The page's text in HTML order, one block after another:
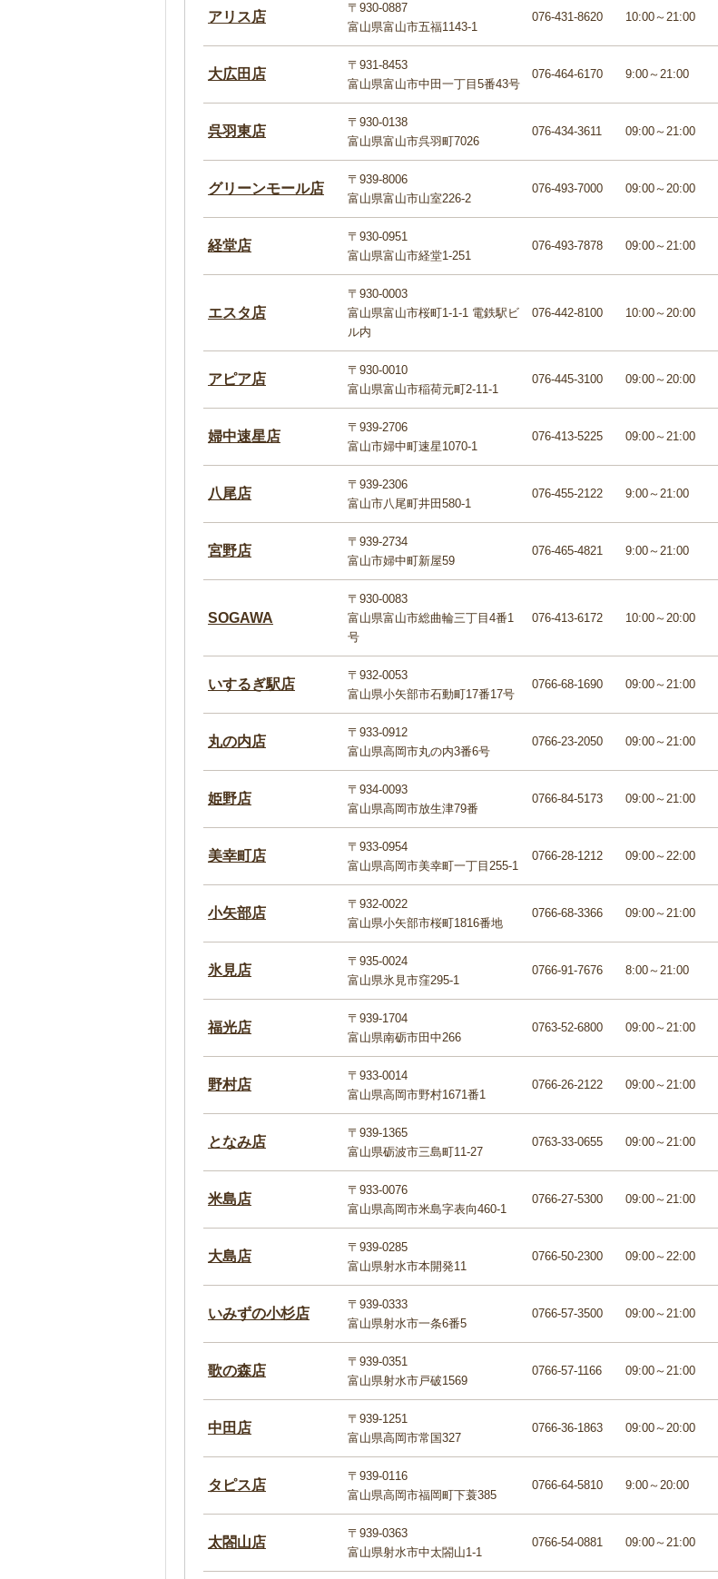
アリス店
〒930-0887
富山県富山市五福1143-1
076-431-8620 10:00～21:00
大広田店
〒931-8453
富山県富山市中田一丁目5番43号
076-464-6170 9:00～21:00
呉羽東店
〒930-0138
富山県富山市呉羽町7026
076-434-3611 09:00～21:00
グリーンモール店
〒939-8006
富山県富山市山室226-2
076-493-7000 09:00～20:00
経堂店
〒930-0951
富山県富山市経堂1-251
076-493-7878 09:00～21:00
エスタ店
〒930-0003
富山県富山市桜町1-1-1 電鉄駅ビ
ル内
076-442-8100 10:00～20:00
アピア店
〒930-0010
富山県富山市稲荷元町2-11-1
076-445-3100 09:00～20:00
婦中速星店
〒939-2706
富山市婦中町速星1070-1
076-413-5225 09:00～21:00
八尾店
〒939-2306
富山市八尾町井田580-1
076-455-2122 9:00～21:00
宮野店
〒939-2734
富山市婦中町新屋59
076-465-4821 9:00～21:00
SOGAWA
〒930-0083
富山県富山市総曲輪三丁目4番1
号
076-413-6172 10:00～20:00
いするぎ駅店
〒932-0053
富山県小矢部市石動町17番17号
0766-68-1690 09:00～21:00
丸の内店
〒933-0912
富山県高岡市丸の内3番6号
0766-23-2050 09:00～21:00
姫野店
〒934-0093
富山県高岡市放生津79番
0766-84-5173 09:00～21:00
美幸町店
〒933-0954
富山県高岡市美幸町一丁目255-1
0766-28-1212 09:00～22:00
小矢部店
〒932-0022
富山県小矢部市桜町1816番地
0766-68-3366 09:00～21:00
氷見店
〒935-0024
富山県氷見市窪295-1
0766-91-7676 8:00～21:00
福光店
〒939-1704
富山県南砺市田中266
0763-52-6800 09:00～21:00
野村店
〒933-0014
富山県高岡市野村1671番1
0766-26-2122 09:00～21:00
となみ店
〒939-1365
富山県砺波市三島町11-27
0763-33-0655 09:00～21:00
米島店
〒933-0076
富山県高岡市米島字表向460-1
0766-27-5300 09:00～21:00
大島店
〒939-0285
富山県射水市本開発11
0766-50-2300 09:00～22:00
いみずの小杉店
〒939-0333
富山県射水市一条6番5
0766-57-3500 09:00～21:00
歌の森店
〒939-0351
富山県射水市戸破1569
0766-57-1166 09:00～21:00
中田店
〒939-1251
富山県高岡市常国327
0766-36-1863 09:00～20:00
タピス店
〒939-0116
富山県高岡市福岡町下蓑385
0766-64-5810 9:00～20:00
太閤山店
〒939-0363
富山県射水市中太閤山1-1
0766-54-0881 09:00～21:00